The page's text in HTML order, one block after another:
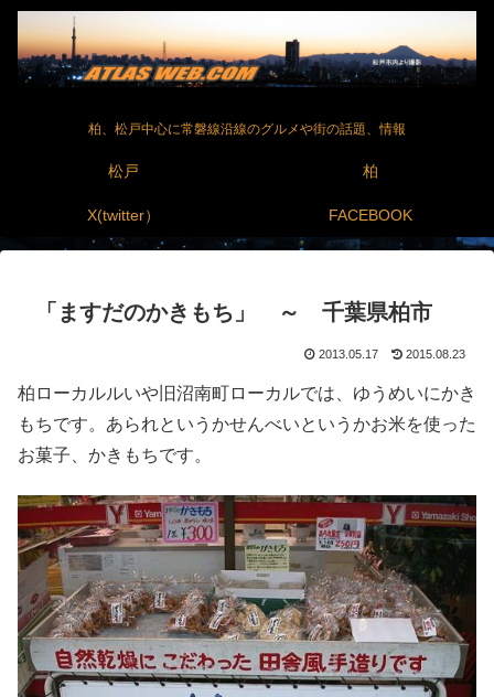
柏、松戸中心に常磐線沿線のグルメや街の話題、情報
松戸 柏
X(twitter） FACEBOOK
「ますだのかきもち」 ～ 千葉県柏市
2013.05.17 2015.08.23
柏ローカルルいや旧沼南町ローカルでは、ゆうめいにかき
もちです。あられというかせんべいというかお米を使った
お菓子、かきもちです。